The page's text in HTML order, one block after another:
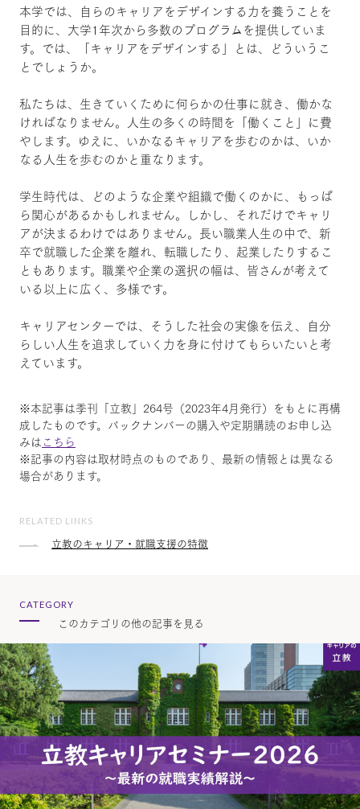
本学では、自らのキャリアをデザインする力を養うことを
目的に、大学1年次から多数のプログラムを提供していま
す。では、「キャリアをデザインする」とは、どういうこ
とでしょうか。
私たちは、生きていくために何らかの仕事に就き、働かな
ければなりません。人生の多くの時間を「働くこと」に費
やします。ゆえに、いかなるキャリアを歩むのかは、いか
なる人生を歩むのかと重なります。
学生時代は、どのような企業や組織で働くのかに、もっぱ
ら関心があるかもしれません。しかし、それだけでキャリ
アが決まるわけではありません。長い職業人生の中で、新
卒で就職した企業を離れ、転職したり、起業したりするこ
ともあります。職業や企業の選択の幅は、皆さんが考えて
いる以上に広く、多様です。
キャリアセンターでは、そうした社会の実像を伝え、自分
らしい人生を追求していく力を身に付けてもらいたいと考
えています。
※本記事は季刊「立教」264号（2023年4月発行）をもとに再構
成したものです。バックナンバーの購入や定期購読のお申し込
みはこちら
※記事の内容は取材時点のものであり、最新の情報とは異なる
場合があります。
RELATED LINKS
立教のキャリア・就職支援の特徴
CATEGORY
このカテゴリの他の記事を見る